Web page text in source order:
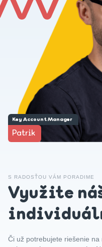
Key Account Manager
Patrik
S RADOSŤOU VÁM PORADIME
Využite
Či už potrebujete riešenie